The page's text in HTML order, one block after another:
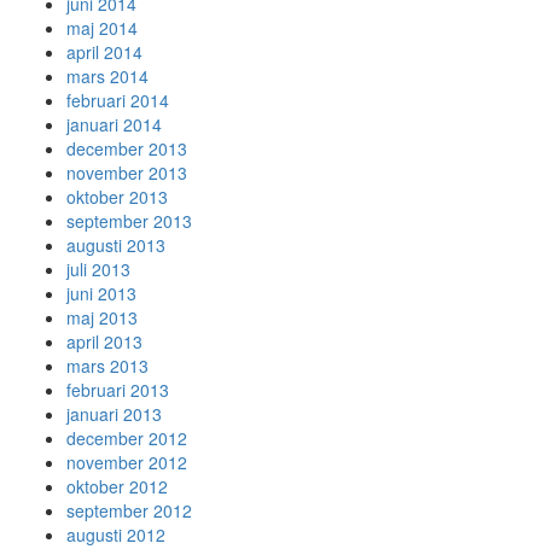
maj 2014
april 2014
mars 2014
februari 2014
januari 2014
december 2013
november 2013
oktober 2013
september 2013
augusti 2013
juli 2013
juni 2013
maj 2013
april 2013
mars 2013
februari 2013
januari 2013
december 2012
november 2012
oktober 2012
september 2012
augusti 2012